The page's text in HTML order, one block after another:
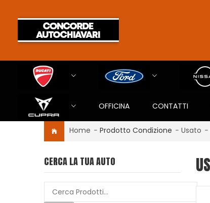
OFFICINA CONTATTI
Home - Prodotto Condizione - Usato -
CERCA LA TUA AUTO